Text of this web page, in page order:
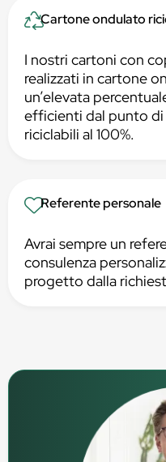
Cartone ondulato
I nostri cartoni con
realizzati in cartone
un’elevata
efficienti dal punto di
riciclabili al 100%.
Referente personale
Avrai sempre un
consulenza
progetto dalla